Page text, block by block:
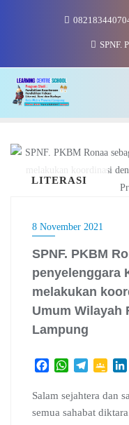
SPNF.
LITERASI
8 November 2021
SPNF. PKBM
penyelenggara
melakukan
Umum Wilayah
Lampung
c
W
a
l
G
o
g
Salam sejahtera dan
semua sahabat